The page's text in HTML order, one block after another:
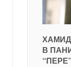
В
“ПЕРЕ”